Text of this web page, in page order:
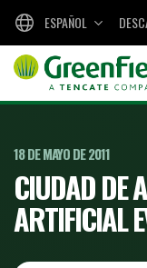
ESPAÑOL
18 DE MAYO DE 2011
CIUDAD DE
ARTIFICIAL